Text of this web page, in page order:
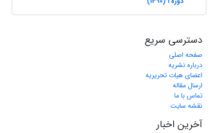
دسترسی سریع
صفحه اصلی
درباره نشریه
اعضای هیات تحریریه
ارسال مقاله
تماس با ما
نقشه سایت
آخرین اخبار